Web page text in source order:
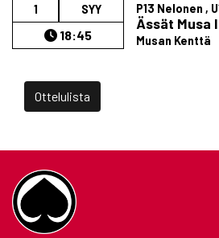
1 SYY
18:45
P13 Nelonen ,
Ässät Musa
Musan Kenttä
Ottelulista